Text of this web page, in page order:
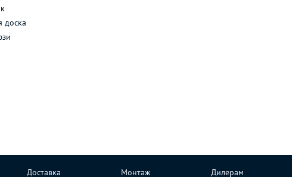
доска
Доставка Монтаж Дилерам